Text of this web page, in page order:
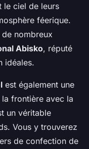
le ciel de leurs
féerique.
nombreux
Abisko, réputé
idéales.
est également une
frontière avec la
un véritable
Vous y trouverez
de confection de